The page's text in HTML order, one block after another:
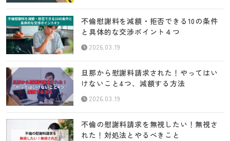
不倫慰謝料を減額・拒否できる10の条件
と具体的な交渉ポイント４つ
2026.03.19
旦那から慰謝料請求された！やってはい
けないこと4つ、減額する方法
2026.03.19
不倫の慰謝料請求を無視したい！無視さ
れた！対処法とやるべきこと